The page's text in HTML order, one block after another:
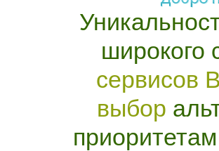
широкого
сервисов
выбор
приоритетам